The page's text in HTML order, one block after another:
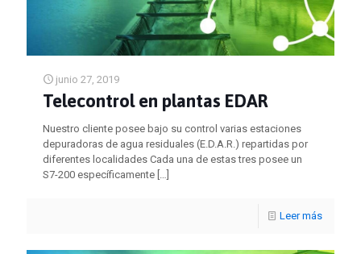
junio 27, 2019
Telecontrol en plantas EDAR
Nuestro cliente posee bajo su control varias estaciones
depuradoras de agua residuales (E.D.A.R.) repartidas por
diferentes localidades Cada una de estas tres posee un
S7-200 específicamente […]
Leer más